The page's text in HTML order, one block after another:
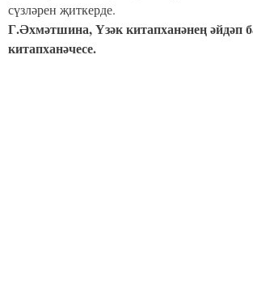
сүзләрен җиткерде.
Г.Әхмәтшина, Үзәк китапханәнең әйдәп
китапханәчесе.